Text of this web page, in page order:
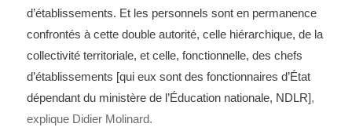
d’établissements. Et les personnels sont en permanence
confrontés à cette double autorité, celle hiérarchique, de la
collectivité territoriale, et celle, fonctionnelle, des chefs
d’établissements [qui eux sont des fonctionnaires d’État
dépendant du ministère de l’Éducation nationale, NDLR],
explique Didier Molinard.